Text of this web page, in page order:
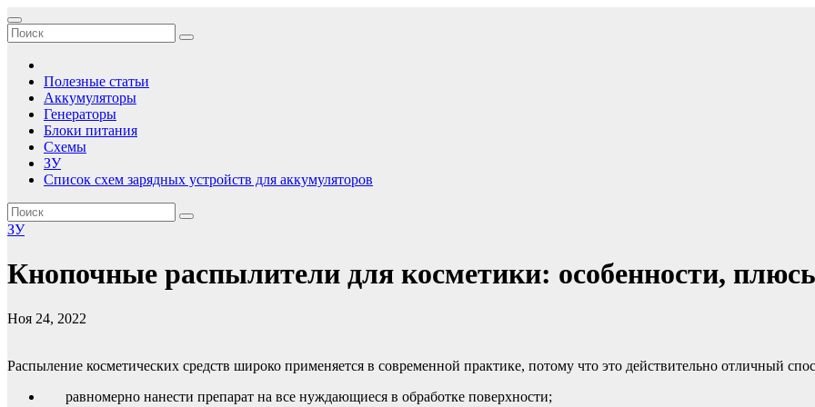
Перейти
к
содержимому
Зарядные устройства, аккумуляторы, батареи
Сборник принципиальных электрических схем зарядных устройств для аккумуляторов, статьи по электричеству
Полезные статьи
Аккумуляторы
Генераторы
Блоки питания
Схемы
ЗУ
Список схем зарядных устройств для аккумуляторов
ЗУ
Кнопочные распылители для косметики: особенности,
Ноя 24, 2022
Распыление косметических средств широко применяется в современной практике, потому что это действительно отличный
равномерно нанести препарат на все нуждающиеся в обработке поверхности;